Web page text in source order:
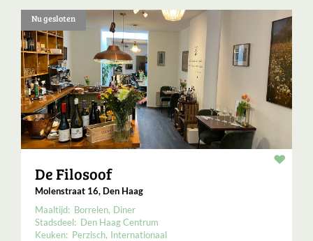
Nu gesloten
De Filosoof
Molenstraat 16, Den Haag
Maaltijd: Borrelen Diner
Stadsdeel: Den Haag Centrum
Keuken: Perzisch Internationaal